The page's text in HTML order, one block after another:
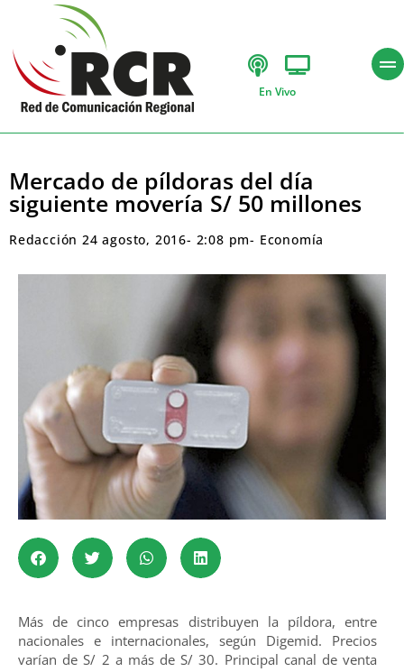
En Vivo
Mercado de píldoras del día
siguiente movería S/ 50 millones
Redacción 24 agosto, 2016- 2:08 pm- Economía
Más de cinco empresas distribuyen la píldora, entre
nacionales e internacionales, según Digemid. Precios
varían de S/ 2 a más de S/ 30. Principal canal de venta